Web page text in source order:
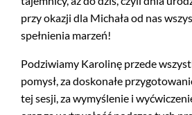
przy okazji dla Michała od nas
spełnienia marzeń!
Podziwiamy Karolinę przede
pomysł, za doskonałe
tej sesji, za wymyślenie i